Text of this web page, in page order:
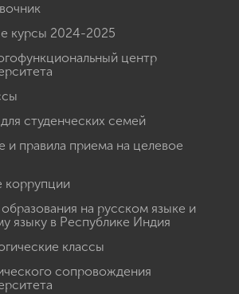
курсы 2024-2025
центр
студенческих семей
и правила приема на целевое
коррупции
на русском языке и
языку в Республике Индия
классы
сопровождения